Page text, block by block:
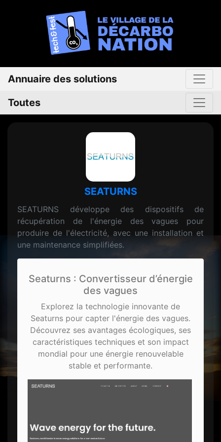
Annuaire des solutions
Toutes
SEATURNS
SEATURNS développe des dispositifs de
récupération de l'énergie des vagues pour
produire de l'électricité, avec une installation et
une maintenance simplifiées.
Seaturns : Convertisseur d’énergie
des vagues
Explorez la technologie innovante de
Seaturns pour capter l'énergie des vagues.
Découvrez ses avantages écologiques, ses
caractéristiques techniques et son impact
mondial pour une énergie renouvelable
stable et performante.